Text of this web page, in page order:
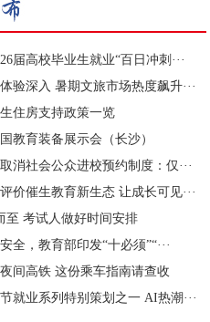
届高校毕业生就业“百日冲刺···
验深入 暑期文旅市场热度飙升···
住房支持政策一览
教育装备展示会（长沙）
消社会公众进校预约制度：仅···
价催生教育新生态 让成长可见···
至 考试人做好时间安排
全，教育部印发“十必须”“···
间高铁 这份乘车指南请查收
就业系列特别策划之一 AI热潮···